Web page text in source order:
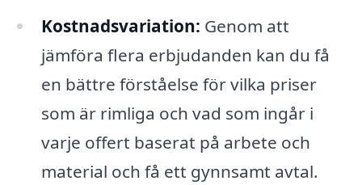
Kostnadsvariation: Genom att
jämföra flera erbjudanden kan du få
en bättre förståelse för vilka priser
som är rimliga och vad som ingår i
varje offert baserat på arbete och
material och få ett gynnsamt avtal.